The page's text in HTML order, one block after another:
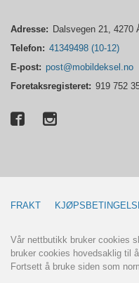
Adresse: Dalsvegen 21, 4270
Telefon: 41349498 (10-12)
E-post: post@mobildeksel.no
Foretaksregisteret: 919 752
FRAKT
Vår nettbutikk bruker cookies
bruker cookies hovedsaklig til
Fortsett å bruke siden som